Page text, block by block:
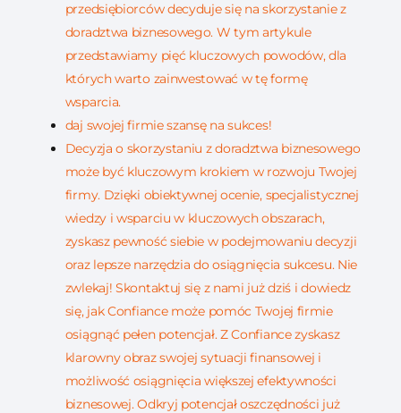
przedsiębiorców decyduje się na skorzystanie z
doradztwa biznesowego. W tym artykule
przedstawiamy pięć kluczowych powodów, dla
których warto zainwestować w tę formę
wsparcia.
daj swojej firmie szansę na sukces!
Decyzja o skorzystaniu z doradztwa biznesowego
może być kluczowym krokiem w rozwoju Twojej
firmy. Dzięki obiektywnej ocenie, specjalistycznej
wiedzy i wsparciu w kluczowych obszarach,
zyskasz pewność siebie w podejmowaniu decyzji
oraz lepsze narzędzia do osiągnięcia sukcesu. Nie
zwlekaj! Skontaktuj się z nami już dziś i dowiedz
się, jak Confiance może pomóc Twojej firmie
osiągnąć pełen potencjał. Z Confiance zyskasz
klarowny obraz swojej sytuacji finansowej i
możliwość osiągnięcia większej efektywności
biznesowej. Odkryj potencjał oszczędności już